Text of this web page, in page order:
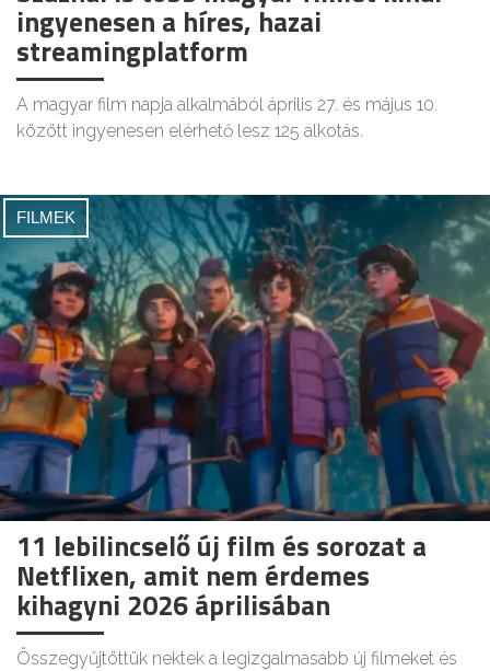
ingyenesen a híres, hazai
streamingplatform
A magyar film napja alkalmából április 27. és május 10.
között ingyenesen elérhető lesz 125 alkotás.
FILMEK
11 lebilincselő új film és sorozat a
Netflixen, amit nem érdemes
kihagyni 2026 áprilisában
Összegyűjtöttük nektek a legizgalmasabb új filmeket és